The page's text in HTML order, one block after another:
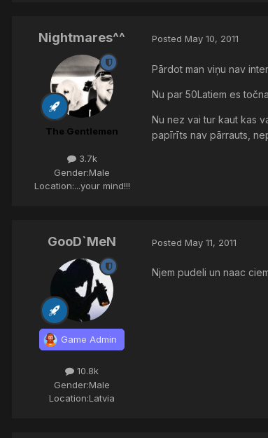
Nightmares^^
The Gentlemen
3.7k
Gender:Male
Location:...your mind!!!
Posted May 10, 2011
Pārdot man viņu nav
Nu par 50Latiem es
Nu nez vai tur kaut kas
papīrīts nav pārrauts,
GooD`MeN
Game Admin
10.8k
Gender:Male
Location:Latvia
Posted May 11, 2011
Njem pudeli un naac